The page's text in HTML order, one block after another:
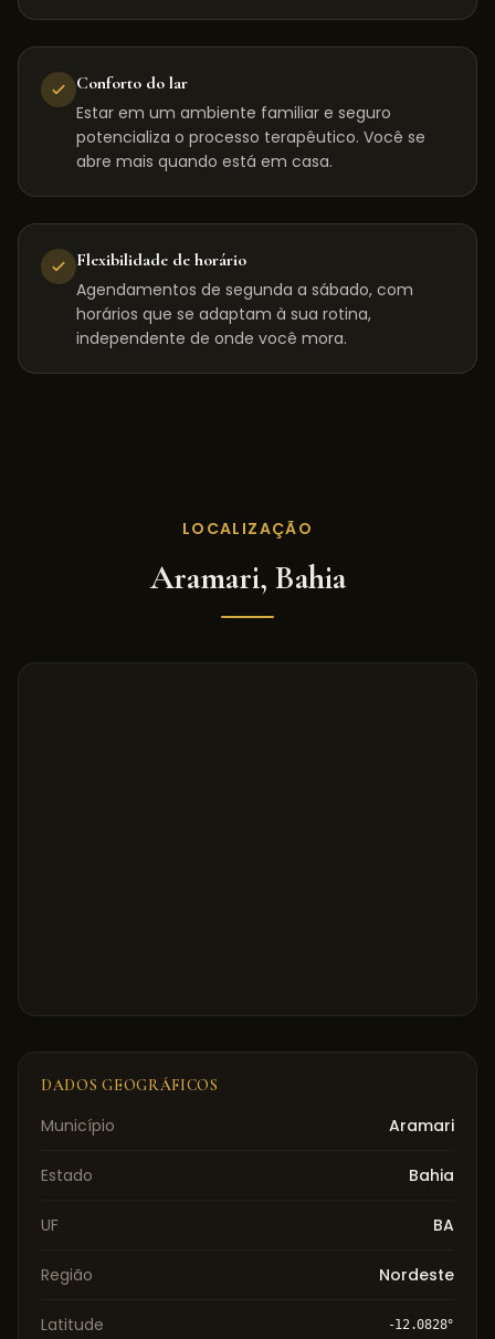
Conforto do lar
Estar em um ambiente familiar e seguro
potencializa o processo terapêutico. Você se
abre mais quando está em casa.
Flexibilidade de horário
Agendamentos de segunda a sábado, com
horários que se adaptam à sua rotina,
independente de onde você mora.
LOCALIZAÇÃO
Aramari, Bahia
DADOS GEOGRÁFICOS
Município Aramari
Estado Bahia
UF BA
Região Nordeste
Latitude -12.0828°